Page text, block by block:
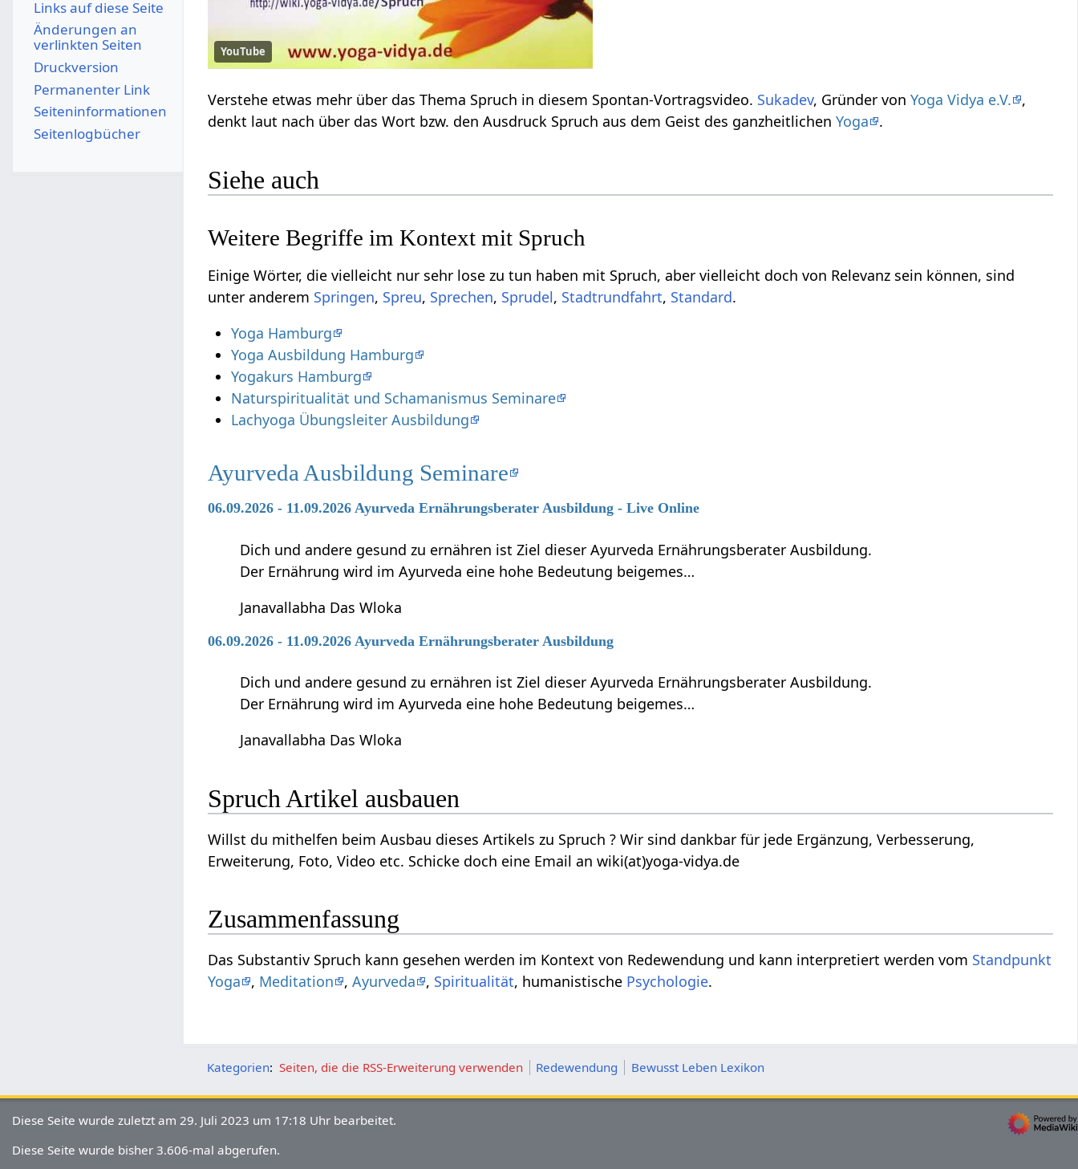
YouTube
Verstehe etwas mehr über das Thema Spruch‏‎ in diesem Spontan-Vortragsvideo. Sukadev, Gründer vonYoga Vidya e.V.
,
denkt laut nach über das Wort bzw. den Ausdruck Spruch‏‎ aus dem Geist des ganzheitlichenYoga .
Siehe auch
Einige Wörter, die vielleicht nur sehr lose zu tun haben mit Spruch‏‎, aber vielleicht doch von Relevanz sein können, sind
unter anderem
, , , , ,
.
Yoga Hamburg
Yoga Ausbildung Hamburg
Yogakurs Hamburg
Naturspiritualität und Schamanismus Seminare
Lachyoga Übungsleiter Ausbildung
Ayurveda Ausbildung Seminare
06.09.2026 - 11.09.2026 Ayurveda Ernährungsberater Ausbildung - Live Online
Dich und andere gesund zu ernähren ist Ziel dieser Ayurveda Ernährungsberater Ausbildung.
Der Ernährung wird im Ayurveda eine hohe Bedeutung beigemes…
Janavallabha Das Wloka
06.09.2026 - 11.09.2026 Ayurveda Ernährungsberater Ausbildung
Dich und andere gesund zu ernähren ist Ziel dieser Ayurveda Ernährungsberater Ausbildung.
Der Ernährung wird im Ayurveda eine hohe Bedeutung beigemes…
Janavallabha Das Wloka
Spruch‏‎ Artikel ausbauen
Willst du mithelfen beim Ausbau dieses Artikels zu Spruch‏‎ ? Wir sind dankbar für jede Ergänzung, Verbesserung,
Erweiterung, Foto, Video etc. Schicke doch eine Email an wiki(at)yoga-vidya.de
Zusammenfassung
Das Substantiv Spruch‏‎ kann gesehen werden im Kontext von Redewendung und kann interpretiert werden vom Standpunkt
Yoga
, Meditation ,Ayurveda , Spiritualität, humanistische Psychologie.
Kategorien: Seiten, die die RSS-Erweiterung verwenden Redewendung Bewusst Leben Lexikon
Links auf diese Seite
Änderungen an
verlinkten Seiten
Druckversion
Permanenter Link
Seiten­­informationen
Seitenlogbücher
Diese Seite wurde zuletzt am 29. Juli 2023 um 17:18 Uhr bearbeitet.
Diese Seite wurde bisher 3.606-mal abgerufen.